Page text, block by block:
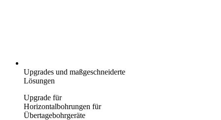
Upgrades und maßgeschneiderte
Lösungen
Upgrade für
Horizontalbohrungen für
Übertagebohrgeräte